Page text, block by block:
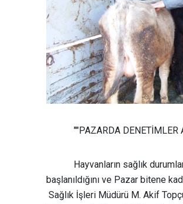
""PAZARDA DENETİMLER
Hayvanların sağlık
başlanıldığını ve Pazar bitene
Sağlık İşleri Müdürü M. Akif